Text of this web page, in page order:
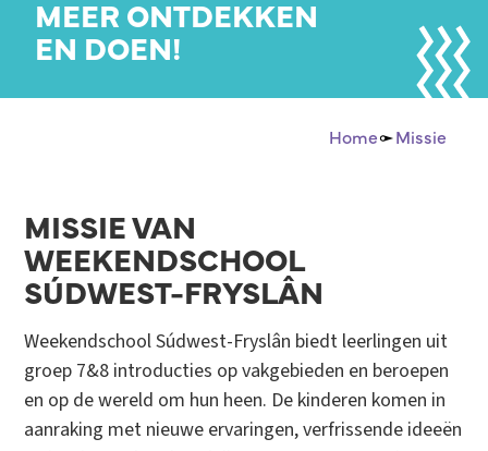
MEER ONTDEKKEN
EN DOEN!
Home Missie
MISSIE VAN
WEEKENDSCHOOL
SÚDWEST-FRYSLÂN
Weekendschool Súdwest-Fryslân biedt leerlingen uit
groep 7&8 introducties op vakgebieden en beroepen
en op de wereld om hun heen. De kinderen komen in
aanraking met nieuwe ervaringen, verfrissende ideeën